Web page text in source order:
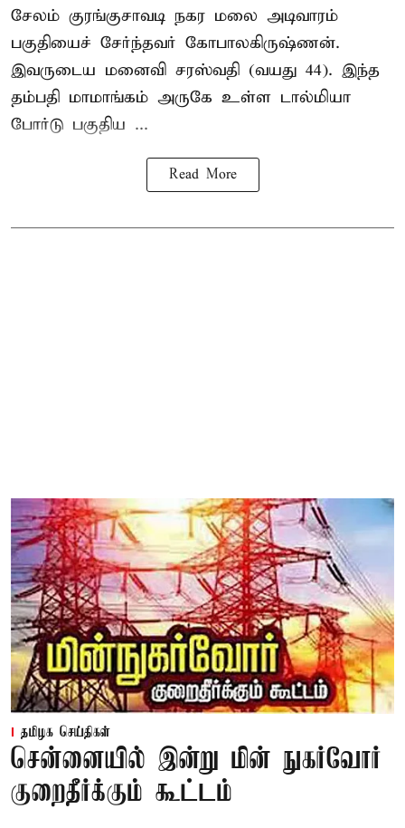
சேலம் குரங்குசாவடி நகர மலை அடிவாரம்
பகுதியைச் சேர்ந்தவர் கோபாலகிருஷ்ணன்.
இவருடைய மனைவி சரஸ்வதி (வயது 44). இந்த
தம்பதி மாமாங்கம் அருகே உள்ள டால்மியா
போர்டு பகுதிய ...
Read More
தமிழக செய்திகள்
சென்னையில் இன்று மின் நுகர்வோர்
குறைதீர்க்கும் கூட்டம்